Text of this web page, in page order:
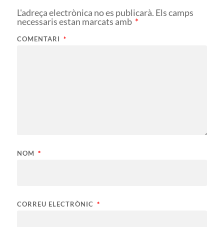
L'adreça electrònica no es publicarà. Els camps
necessaris estan marcats amb *
COMENTARI *
NOM *
CORREU ELECTRÒNIC *